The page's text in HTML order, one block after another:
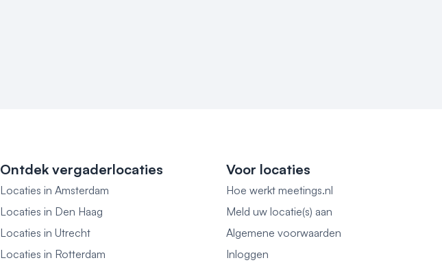
Ontdek vergaderlocaties
Locaties in Amsterdam
Locaties in Den Haag
Locaties in Utrecht
Locaties in Rotterdam
Voor locaties
Hoe werkt meetings.nl
Meld uw locatie(s) aan
Algemene voorwaarden
Inloggen